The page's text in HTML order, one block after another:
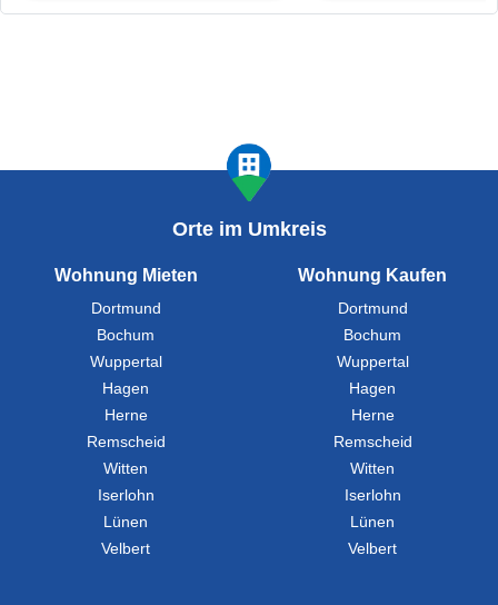
Orte im Umkreis
Wohnung Mieten
Dortmund
Bochum
Wuppertal
Hagen
Herne
Remscheid
Witten
Iserlohn
Lünen
Velbert
Wohnung Kaufen
Dortmund
Bochum
Wuppertal
Hagen
Herne
Remscheid
Witten
Iserlohn
Lünen
Velbert